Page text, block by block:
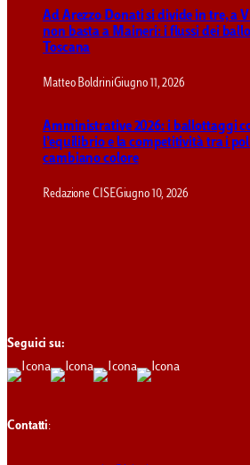
Ad Arezzo Donati si divide in tre, a
non basta a Maineri: i flussi dei
Toscana
Matteo BoldriniGiugno 11, 2026
Amministrative 2026: i ballottaggi
l’equilibrio e la competitività tra i
cambiano colore
Redazione CISEGiugno 10, 2026
Seguici su:
Contatti: